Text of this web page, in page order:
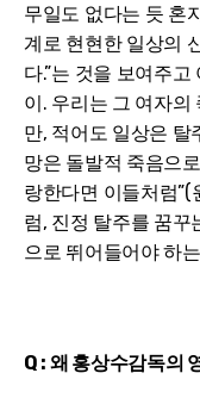
무일도 없다는 듯 혼
계로 현현한 일상의
다.”는 것을 보여주
이. 우리는 그 여자의
만, 적어도 일상은 탈
망은 돌발적 죽음으
랑한다면 이들처럼
럼, 진정 탈주를 꿈꾸
으로 뛰어들어야 하
Q : 왜 홍상수감독의